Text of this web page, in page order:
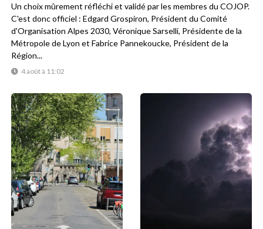
4 août à 11:02
Un choix mûrement réfléchi et validé par les membres du COJOP.
C'est donc officiel : Edgard Grospiron, Président du Comité
d'Organisation Alpes 2030, Véronique Sarselli, Présidente de la
Métropole de Lyon et Fabrice Pannekoucke, Président de la
Région...